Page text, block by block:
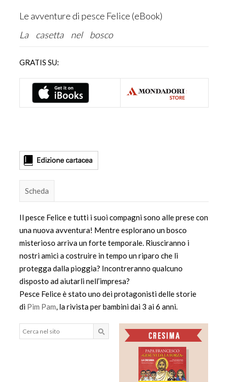
Le avventure di pesce Felice (eBook)
La casetta nel bosco
GRATIS SU:
Scheda
Il pesce Felice e tutti i suoi compagni sono alle prese con
una nuova avventura! Mentre esplorano un bosco
misterioso arriva un forte temporale. Riusciranno i
nostri amici a costruire in tempo un riparo che li
protegga dalla pioggia? Incontreranno qualcuno
disposto ad aiutarli nell’impresa?
Pesce Felice è stato uno dei protagonisti delle storie
di Pim Pam, la rivista per bambini dai 3 ai 6 anni.